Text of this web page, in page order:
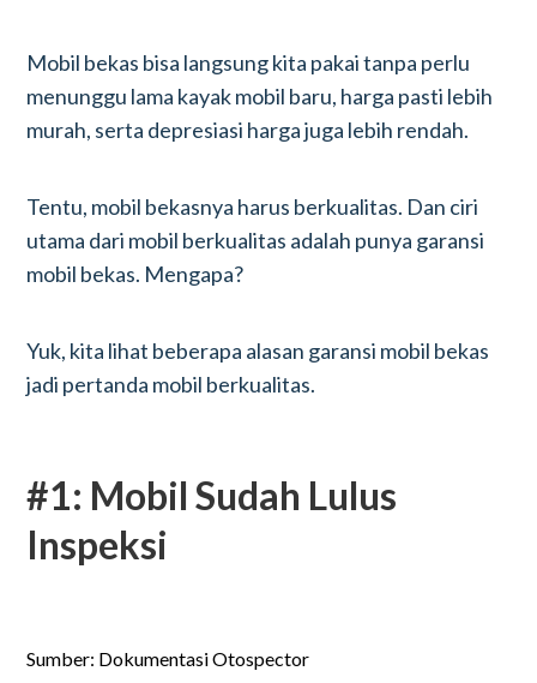
Mobil bekas bisa langsung kita pakai tanpa perlu
menunggu lama kayak mobil baru, harga pasti lebih
murah, serta depresiasi harga juga lebih rendah.
Tentu, mobil bekasnya harus berkualitas. Dan ciri
utama dari mobil berkualitas adalah punya garansi
mobil bekas. Mengapa?
Yuk, kita lihat beberapa alasan garansi mobil bekas
jadi pertanda mobil berkualitas.
#1: Mobil Sudah Lulus
Inspeksi
Sumber: Dokumentasi Otospector